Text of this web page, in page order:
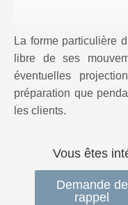
La forme particulière
libre de ses
éventuelles
préparation que
les clients.
Vous êtes
Demande de
rappel